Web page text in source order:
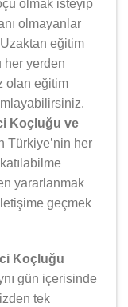
olmak isteyip
olmayanlar
eğitim
her yerden
olan eğitim
Koçluğu ve
Türkiye’nin her
yararlanmak
geçmek
Koçluğu
gün içerisinde
tek